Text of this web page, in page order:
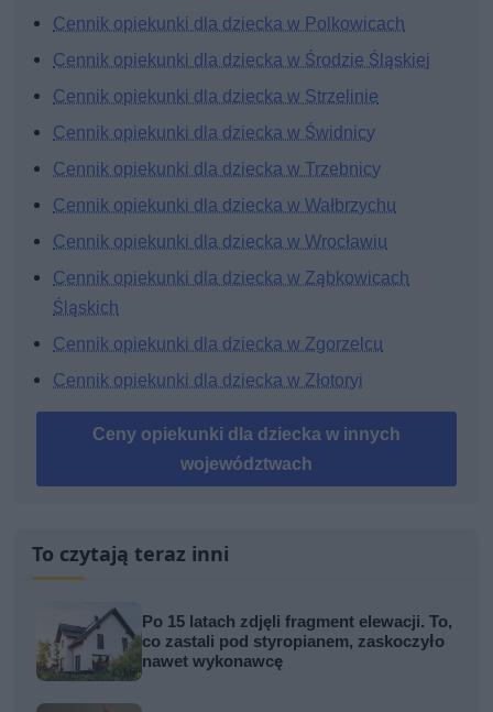
Cennik opiekunki dla dziecka w Polkowicach
Cennik opiekunki dla dziecka w Środzie Śląskiej
Cennik opiekunki dla dziecka w Strzelinie
Cennik opiekunki dla dziecka w Świdnicy
Cennik opiekunki dla dziecka w Trzebnicy
Cennik opiekunki dla dziecka w Wałbrzychu
Cennik opiekunki dla dziecka w Wrocławiu
Cennik opiekunki dla dziecka w Ząbkowicach
Śląskich
Cennik opiekunki dla dziecka w Zgorzelcu
Cennik opiekunki dla dziecka w Złotoryi
Ceny opiekunki dla dziecka w innych
województwach
To czytają teraz inni
Po 15 latach zdjęli fragment elewacji. To,
co zastali pod styropianem, zaskoczyło
nawet wykonawcę